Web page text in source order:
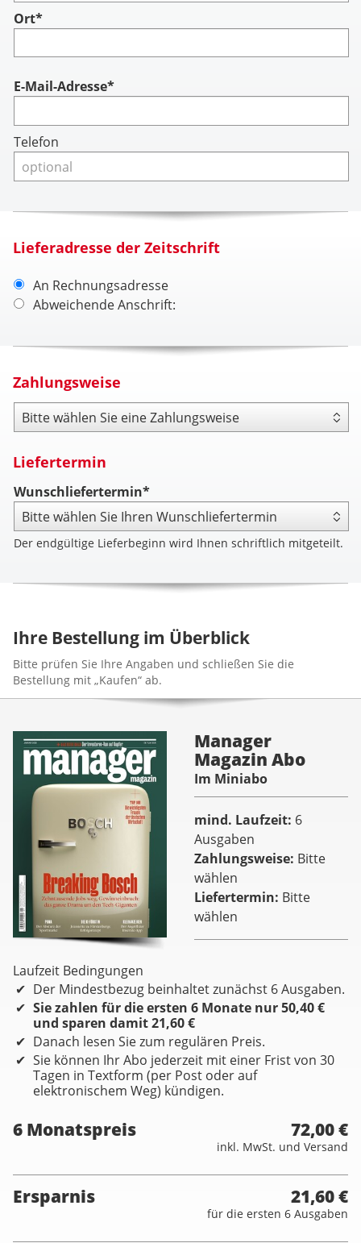
Ort*
Account
E-Mail-Adresse*
Telefon
Lieferadresse der Zeitschrift
An Rechnungsadresse
Abweichende Anschrift:
Zahlungsweise
Zahlungsweise
Liefertermin
Wunschliefertermin*
Der endgültige Lieferbeginn wird Ihnen schriftlich mitgeteilt.
Ihre Bestellung im Überblick
Bitte prüfen Sie Ihre Angaben und schließen Sie die
Bestellung mit „Kaufen“ ab.
Manager
Magazin Abo
Im Miniabo
mind. Laufzeit 6
Ausgaben
Zahlungsweise Bitte
wählen
Liefertermin Bitte
wählen
Laufzeit Bedingungen
Der Mindestbezug beinhaltet zunächst 6 Ausgaben.
Sie zahlen für die ersten 6 Monate nur 50,40 €
und sparen damit 21,60 €
Danach lesen Sie zum regulären Preis.
Sie können Ihr Abo jederzeit mit einer Frist von 30
Tagen in Textform (per Post oder auf
elektronischem Weg) kündigen.
6 Monatspreis 72,00 €
inkl. MwSt. und Versand
Ersparnis 21,60 €
für die ersten 6 Ausgaben